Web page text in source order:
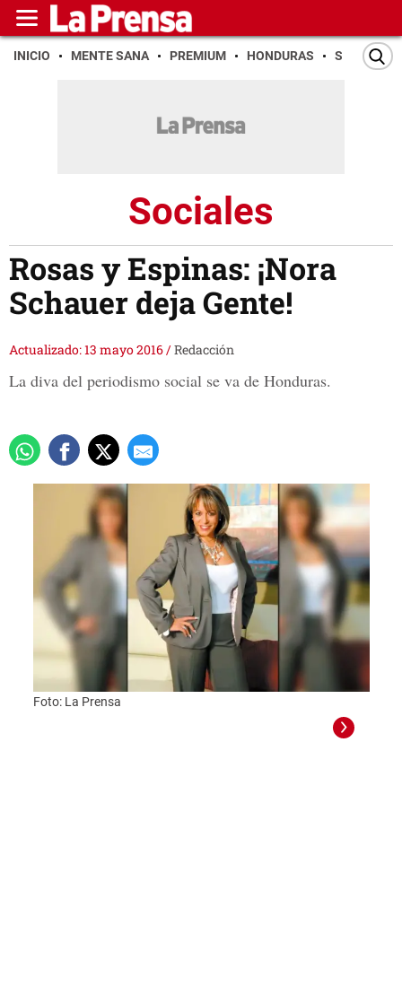
INICIO MENTE SANA PREMIUM HONDURAS SAN PEDRO
Sociales
Rosas y Espinas: ¡Nora
Schauer deja Gente!
Actualizado: 13 mayo 2016/Redacción
La diva del periodismo social se va de Honduras.
Foto: La Prensa